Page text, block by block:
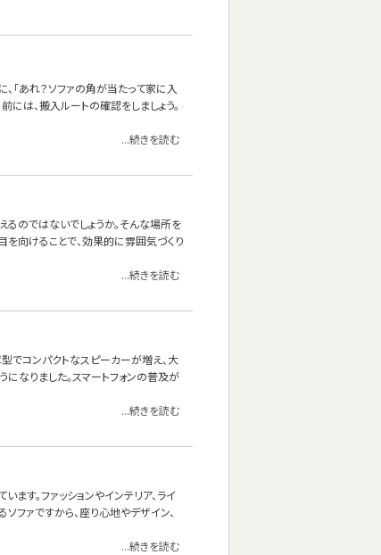
「あれ？ソファの角が当たって家に入
には、搬入ルートの確認をしましょう。
...続きを読む
るのではないでしょうか。そんな場所を
を向けることで、効果的に雰囲気づくり
...続きを読む
でコンパクトなスピーカーが増え、大
なりました。スマートフォンの普及が
...続きを読む
す。ファッションやインテリア、ライ
ファですから、座り心地やデザイン、
...続きを読む